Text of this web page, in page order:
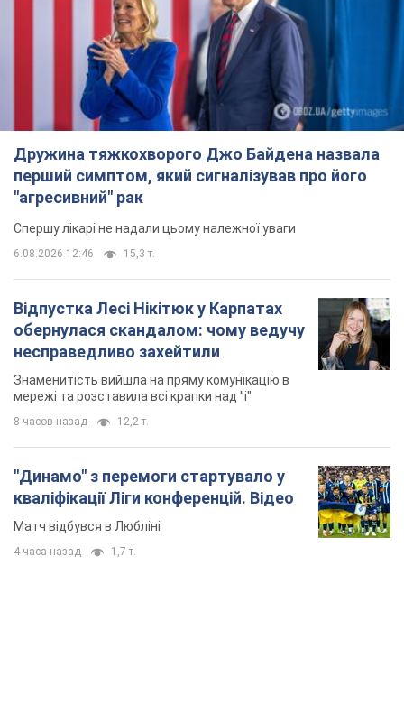
Дружина тяжкохворого Джо Байдена назвала
перший симптом, який сигналізував про його
"агресивний" рак
Спершу лікарі не надали цьому належної уваги
6.08.2026 12:46 15,3 т.
Відпустка Лесі Нікітюк у Карпатах
обернулася скандалом: чому ведучу
несправедливо захейтили
Знаменитість вийшла на пряму комунікацію в
мережі та розставила всі крапки над "і"
8 часов назад 12,2 т.
"Динамо" з перемоги стартувало у
кваліфікації Ліги конференцій. Відео
Матч відбувся в Любліні
4 часа назад 1,7 т.